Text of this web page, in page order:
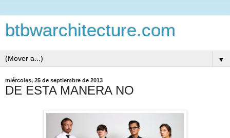
btbwarchitecture.com
▼
miércoles, 25 de septiembre de 2013
DE ESTA MANERA NO